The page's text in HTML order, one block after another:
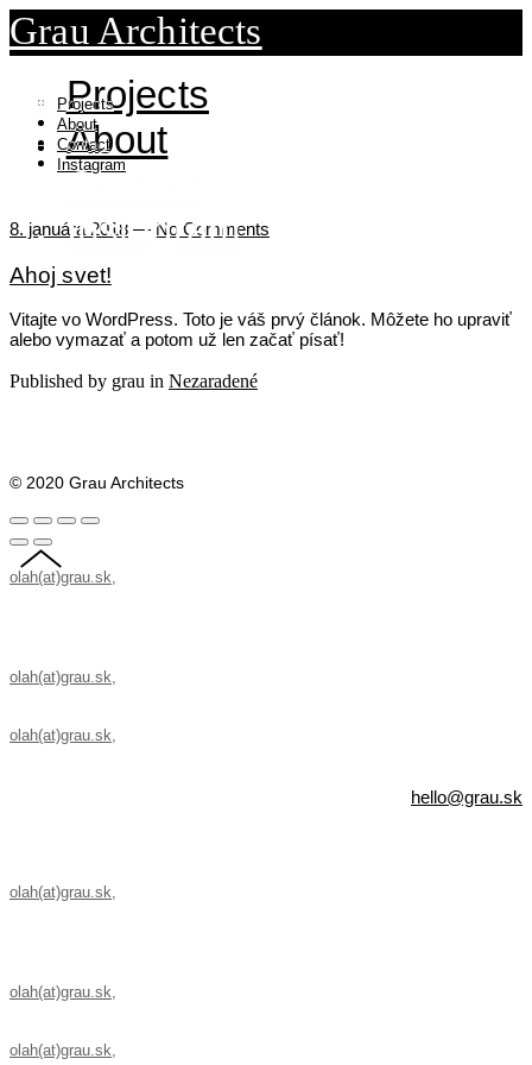
Grau Architects
Projects
About
Contact
Instagram
Projects
About
Contact
Instagram
8. januára 2018 — No Comments
Ahoj svet!
Vitajte vo WordPress. Toto je váš prvý článok. Môžete ho upraviť
alebo vymazať a potom už len začať písať!
Published by grau in Nezaradené
© 2020 Grau Architects
olah(at)grau.sk,
olah(at)grau.sk,
olah(at)grau.sk,
hello@grau.sk
olah(at)grau.sk,
olah(at)grau.sk,
olah(at)grau.sk,